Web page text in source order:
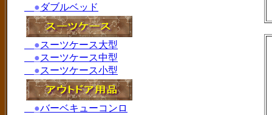
●ダブルベッド
●スーツケース大型
●スーツケース中型
●スーツケース小型
●バーベキューコンロ